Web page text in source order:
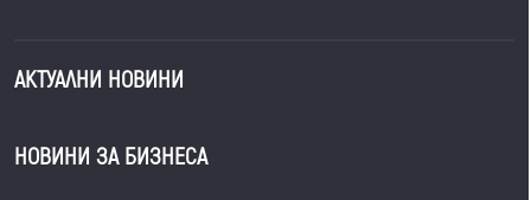
АКТУАЛНИ НОВИНИ
НОВИНИ ЗА БИЗНЕСА